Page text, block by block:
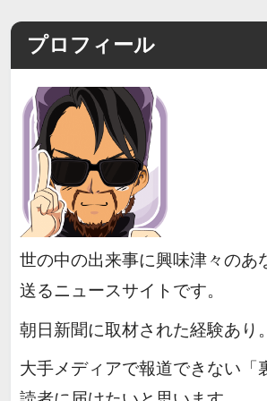
プロフィール
世の中の出来事に興味津々のあ
送るニュースサイトです。
朝日新聞に取材された経験あり。
大手メディアで報道できない「